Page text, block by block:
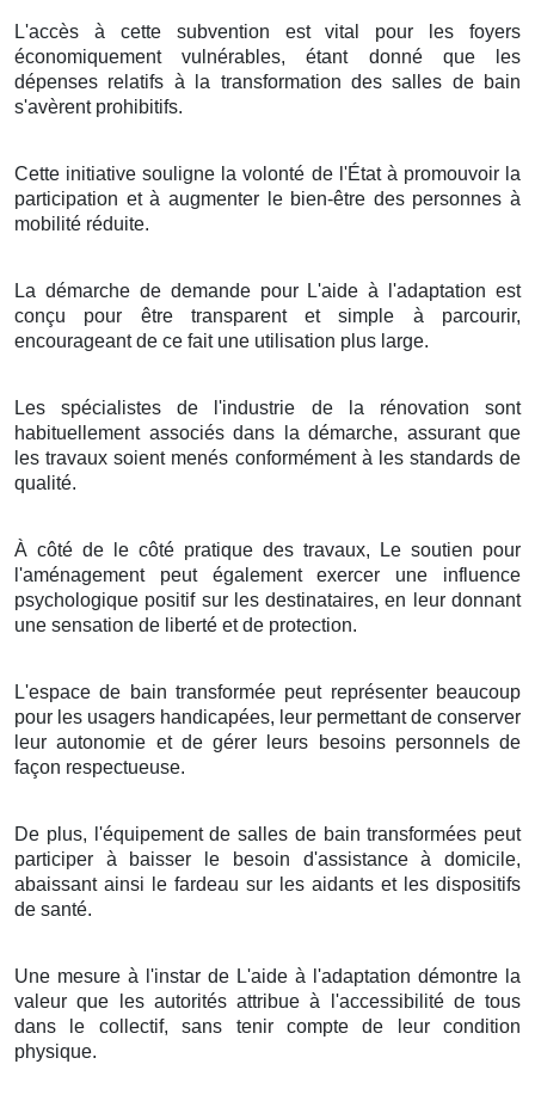
L'accès à cette subvention est vital pour les foyers
économiquement vulnérables, étant donné que les
dépenses relatifs à la transformation des salles de bain
s'avèrent prohibitifs.
Cette initiative souligne la volonté de l'État à promouvoir la
participation et à augmenter le bien-être des personnes à
mobilité réduite.
La démarche de demande pour L'aide à l'adaptation est
conçu pour être transparent et simple à parcourir,
encourageant de ce fait une utilisation plus large.
Les spécialistes de l'industrie de la rénovation sont
habituellement associés dans la démarche, assurant que
les travaux soient menés conformément à les standards de
qualité.
À côté de le côté pratique des travaux, Le soutien pour
l'aménagement peut également exercer une influence
psychologique positif sur les destinataires, en leur donnant
une sensation de liberté et de protection.
L'espace de bain transformée peut représenter beaucoup
pour les usagers handicapées, leur permettant de conserver
leur autonomie et de gérer leurs besoins personnels de
façon respectueuse.
De plus, l'équipement de salles de bain transformées peut
participer à baisser le besoin d'assistance à domicile,
abaissant ainsi le fardeau sur les aidants et les dispositifs
de santé.
Une mesure à l'instar de L'aide à l'adaptation démontre la
valeur que les autorités attribue à l'accessibilité de tous
dans le collectif, sans tenir compte de leur condition
physique.